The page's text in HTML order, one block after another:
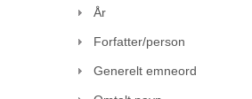
År
Forfatter/person
Generelt emneord